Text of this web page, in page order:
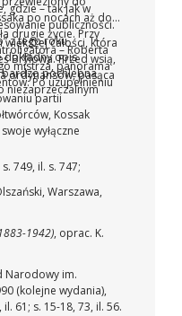
gdzie – tak jak w
publiczności.
z tego roku
dokładny opis
bardzo pochlebna
niezaprzeczalnym
po nocach aż do
drugie życie. Przy
– Roberta
mistrza, panorama
Po uzupełnieniu
partii
Kossak
wyłączne
całości, która
Brylowa. Przed wsią,
ordynansów, pasąca
749, il. s. 747;
Warszawa,
1942), oprac. K.
Narodowy im.
(kolejne wydania),
61; s. 15-18, 73, il. 56.